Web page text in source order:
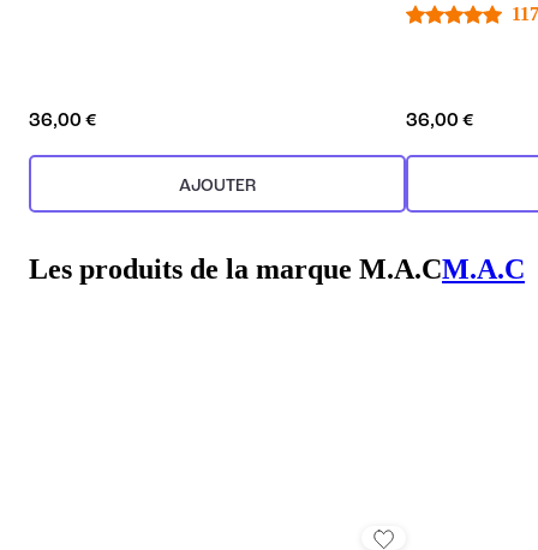
36,00 €
AJOUTER
36,00 €
Les produits de la marque M.A.CM.A.C